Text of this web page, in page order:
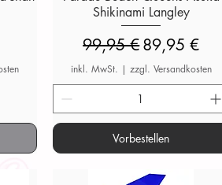
Shikinami Langley
Standardpreis
99,95 €Sale-Preis
89,95 €
inkl. MwSt. | zzgl. Versandkosten
Vorbestellen